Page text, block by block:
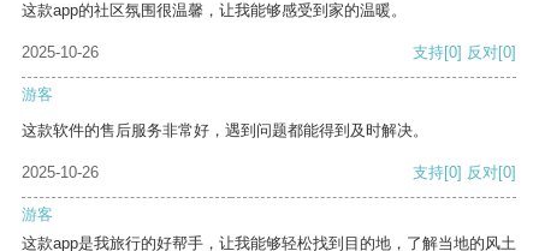
这款app的社区氛围很温馨，让我能够感受到家的温暖。
2025-10-26 支持[0] 反对[0]
游客
这款软件的售后服务非常好，遇到问题都能得到及时解决。
2025-10-26 支持[0] 反对[0]
游客
这款app是我旅行的好帮手，让我能够轻松找到目的地，了解当地的风土